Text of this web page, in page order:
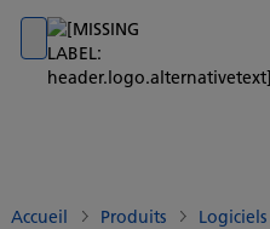
Go to banner
Go to content
Go to footer
Accueil Produits